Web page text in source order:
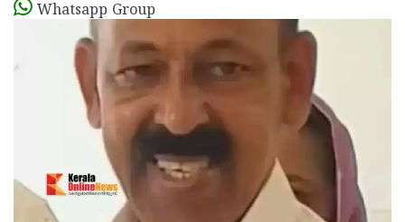
Whatsapp Group